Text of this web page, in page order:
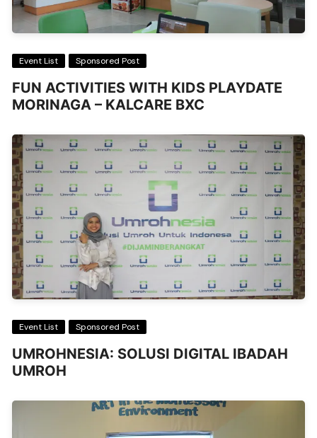
Event List Sponsored Post
FUN ACTIVITIES WITH KIDS PLAYDATE
MORINAGA – KALCARE BXC
Event List Sponsored Post
UMROHNESIA: SOLUSI DIGITAL IBADAH
UMROH